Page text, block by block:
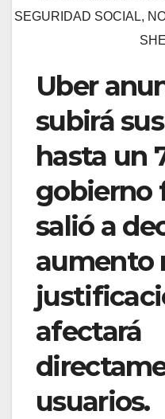
SEGURIDAD SOCIAL,
Uber
subirá
hasta un
gobierno
salió a
aumento
afectará
usuarios.